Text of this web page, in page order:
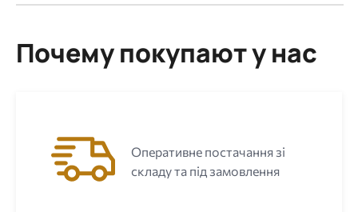
Почему покупают у нас
Оперативне постачання зі
складу та під замовлення